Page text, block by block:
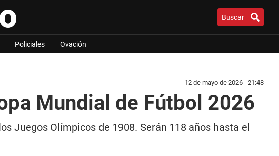
Buscar
Policiales Ovación
12 de mayo de 2026 - 21:48
Mundial de Fútbol 2026
Juegos Olímpicos de 1908. Serán 118 años hasta el